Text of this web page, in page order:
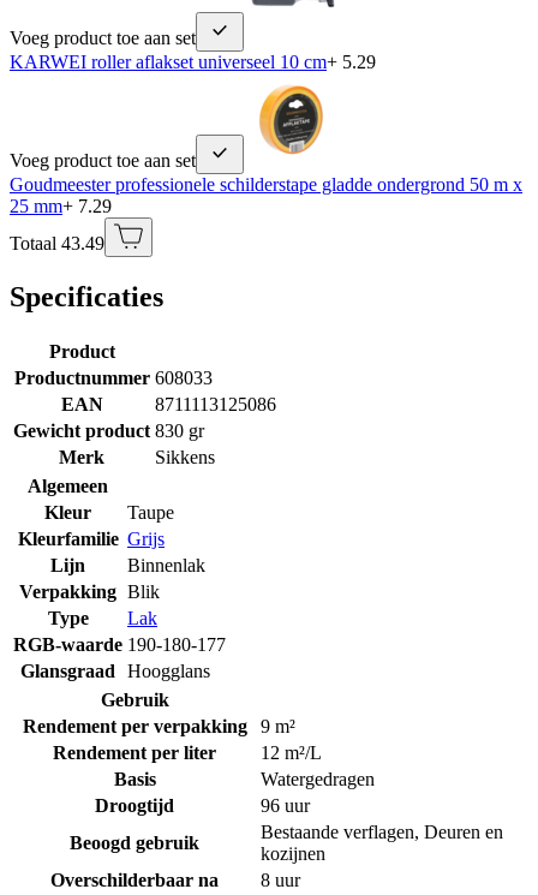
Voeg product toe aan set
KARWEI roller aflakset universeel 10 cm+ 5.29
Voeg product toe aan set
Goudmeester professionele schilderstape gladde ondergrond 50 m x
25 mm+ 7.29
Totaal 43.49
Specificaties
Product
Productnummer 608033
EAN
8711113125086
Gewicht product 830 gr
Merk
Sikkens
Algemeen
Kleur
Taupe
Kleurfamilie Grijs
Lijn
Binnenlak
Verpakking Blik
Type
Lak
RGB-waarde 190-180-177
Glansgraad
Hoogglans
Gebruik
Rendement per verpakking
9 m²
Rendement per liter
12 m²/L
Basis
Watergedragen
Droogtijd
96 uur
Beoogd gebruik
Bestaande verflagen, Deuren en
kozijnen
Overschilderbaar na
8 uur